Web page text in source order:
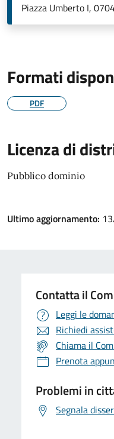
Piazza Umberto I,
Formati
PDF
Licenza di
Pubblico dominio
Ultimo aggiornamento:
Contatta il
Leggi le
Richiedi
Chiama il
Prenota
Problemi in
Segnala